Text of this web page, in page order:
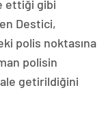
ettiği gibi
Destici,
polis noktasına
polisin
getirildiğini